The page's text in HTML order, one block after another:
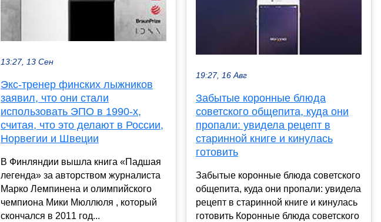
13:27, 13 Сен
Экс-тренер финских лыжников
заявил, что они стали
использовать ЭПО в 1990-х,
считая, что это делают в России,
Норвегии и Швеции
В Финляндии вышла книга «Падшая
легенда» за авторством журналиста
Марко Лемпинена и олимпийского
чемпиона Мики Мюллюля , который
скончался в 2011 год...
19:27, 16 Авг
Забытые коронные блюда
советского общепита, куда они
пропали: увидела рецепт в
старинной книге и кинулась
готовить
Забытые коронные блюда советского
общепита, куда они пропали: увидела
рецепт в старинной книге и кинулась
готовить Коронные блюда советского